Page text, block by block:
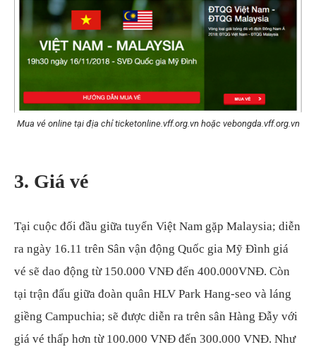
Mua vé online tại địa chỉ ticketonline.vff.org.vn hoặc vebongda.vff.org.vn
3. Giá vé
Tại cuộc đối đầu giữa tuyển Việt Nam gặp Malaysia; diễn
ra ngày 16.11 trên Sân vận động Quốc gia Mỹ Đình giá
vé sẽ dao động từ 150.000 VNĐ đến 400.000VNĐ. Còn
tại trận đấu giữa đoàn quân HLV Park Hang-seo và láng
giềng Campuchia; sẽ được diễn ra trên sân Hàng Đẫy với
giá vé thấp hơn từ 100.000 VNĐ đến 300.000 VNĐ. Như